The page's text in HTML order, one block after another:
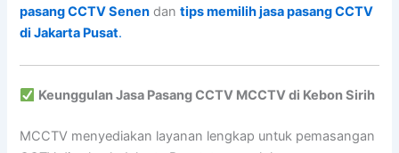
pasang CCTV Senen dantips memilih jasa pasang CCTV
di Jakarta Pusat.
Keunggulan Jasa Pasang CCTV MCCTV di Kebon Sirih
MCCTV menyediakan layanan lengkap untuk pemasangan